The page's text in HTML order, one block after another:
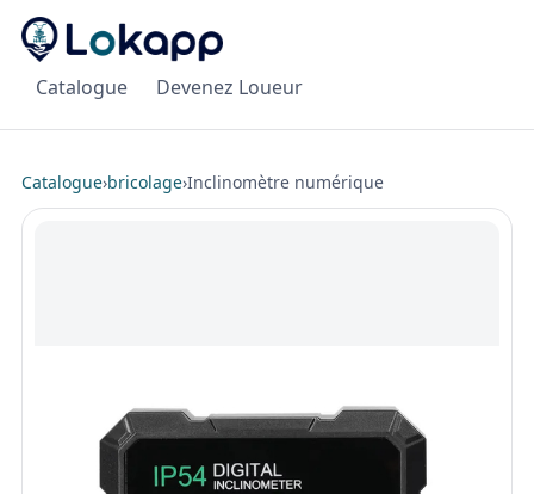
Catalogue Devenez Loueur
Catalogue›bricolage›Inclinomètre numérique